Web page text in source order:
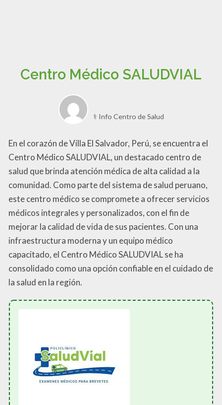
Centro Médico SALUDVIAL
⚕️ Info Centro de Salud
En el corazón de Villa El Salvador, Perú, se encuentra el
Centro Médico SALUDVIAL, un destacado centro de
salud que brinda atención médica de alta calidad a la
comunidad. Como parte del sistema de salud peruano,
este centro médico se compromete a ofrecer servicios
médicos integrales y personalizados, con el fin de
mejorar la calidad de vida de sus pacientes. Con una
infraestructura moderna y un equipo médico
capacitado, el Centro Médico SALUDVIAL se ha
consolidado como una opción confiable en el cuidado de
la salud en la región.